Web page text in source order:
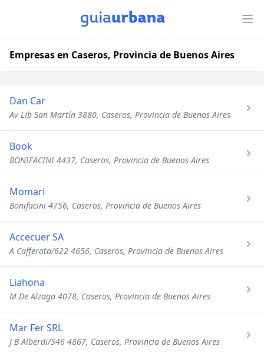
Empresas en Caseros, Provincia de Buenos Aires
Dan Car
Av Lib San Martín 3880, Caseros, Provincia de Buenos Aires
Book
BONIFACINI 4437, Caseros, Provincia de Buenos Aires
Momari
Bonifacini 4756, Caseros, Provincia de Buenos Aires
Accecuer SA
A Cafferata/622 4656, Caseros, Provincia de Buenos Aires
Liahona
M De Alzaga 4078, Caseros, Provincia de Buenos Aires
Mar Fer SRL
J B Alberdi/546 4867, Caseros, Provincia de Buenos Aires